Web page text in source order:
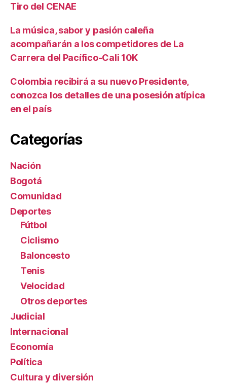
Tiro del CENAE
La música, sabor y pasión caleña
acompañarán a los competidores de La
Carrera del Pacífico-Cali 10K
Colombia recibirá a su nuevo Presidente,
conozca los detalles de una posesión atípica
en el país
Categorías
Nación
Bogotá
Comunidad
Deportes
Fútbol
Ciclismo
Baloncesto
Tenis
Velocidad
Otros deportes
Judicial
Internacional
Economía
Política
Cultura y diversión